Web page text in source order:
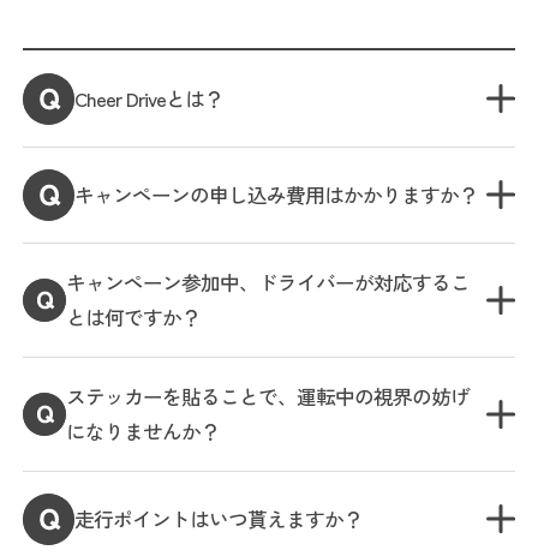
Cheer Driveとは？
キャンペーンの申し込み費用はかかりますか？
キャンペーン参加中、ドライバーが対応するこ
とは何ですか？
ステッカーを貼ることで、運転中の視界の妨げ
になりませんか？
走行ポイントはいつ貰えますか？